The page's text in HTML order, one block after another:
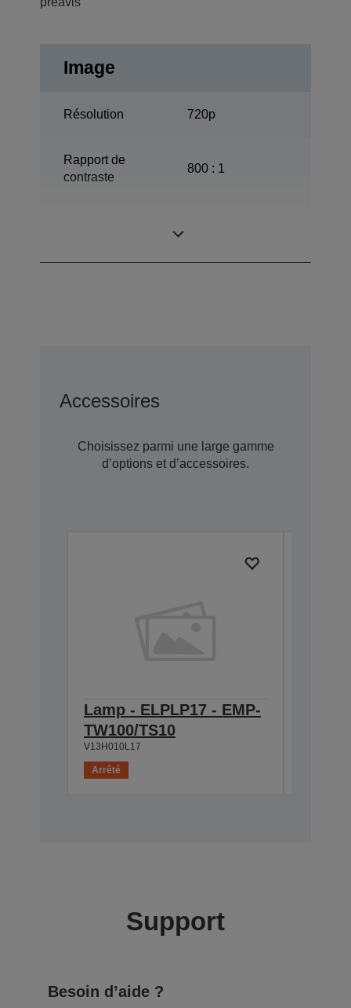
Image
Résolution 720p
Rapport de
contraste
800 : 1
Accessoires
Choisissez parmi une large gamme
d’options et d’accessoires.
Lamp - ELPLP17 - EMP-
TW100/TS10
V13H010L17
Arrêté
Support
Besoin d’aide ?